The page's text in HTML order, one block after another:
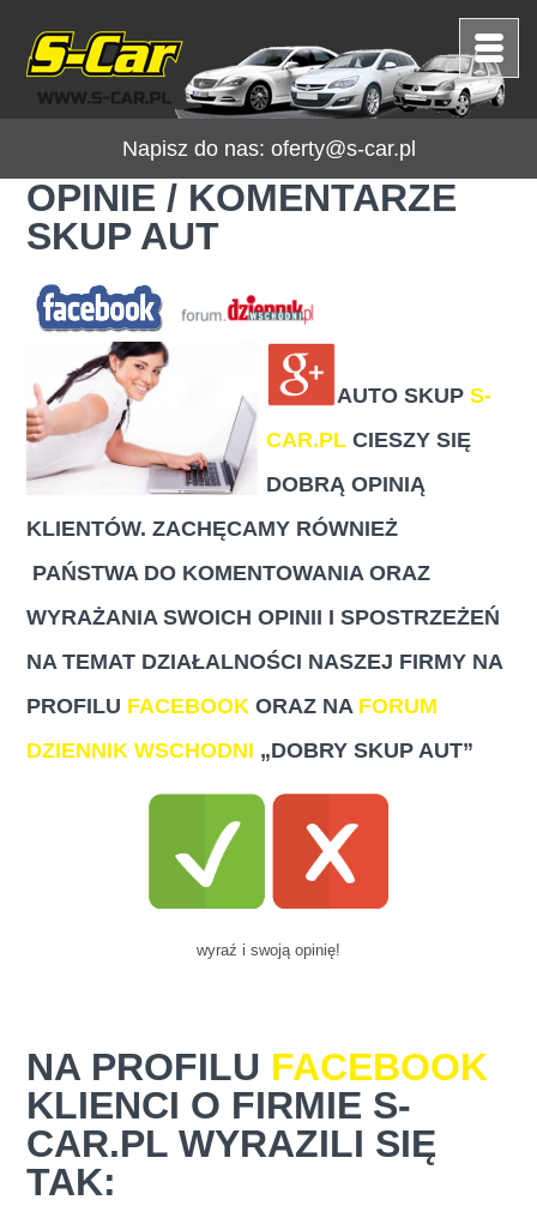
Napisz do nas: oferty@s-car.pl
OPINIE / KOMENTARZE
SKUP AUT
AUTO SKUP S-
CAR.PLCIESZY SIĘ
DOBRĄ OPINIĄ
KLIENTÓW. ZACHĘCAMY RÓWNIEŻ
PAŃSTWA DO KOMENTOWANIA ORAZ
WYRAŻANIA SWOICH OPINII I SPOSTRZEŻEŃ
NA TEMAT DZIAŁALNOŚCI NASZEJ FIRMY NA
PROFILU FACEBOOK ORAZ NA FORUM
DZIENNIK WSCHODNI „DOBRY SKUP AUT”
wyraź i swoją opinię!
NA PROFILU FACEBOOK
KLIENCI O FIRMIE S-
CAR.PL WYRAZILI SIĘ
TAK: